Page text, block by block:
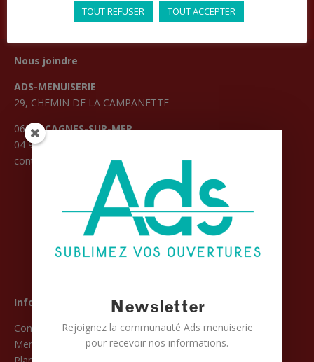
Nous joindre
ADS-MENUISERIE
29, CHEMIN DE LA CAMPANETTE
06800CAGNES-SUR-MER
04 93 19 44 00
contact@ads-menuiserie.fr
Informations
Conditions Générales de Vente
Mentions légales
TOUT REFUSER TOUT ACCEPTER
Newsletter
Rejoignez la communauté Ads menuiserie
pour recevoir nos informations.